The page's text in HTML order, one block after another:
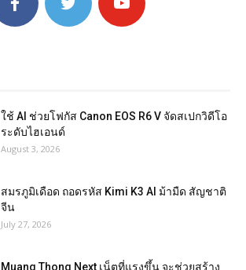
ใช้ AI ช่วยโฟกัส Canon EOS R6 V จัดสเปกวิดีโอ
ระดับไฮเอนด์
August 3, 2026
สมรภูมิเดือด ถอดรหัส Kimi K3 AI ม้ามืด สัญชาติ
จีน
July 27, 2026
Muang Thong Next เน็ตที่แรงขึ้น จะช่วยสร้าง